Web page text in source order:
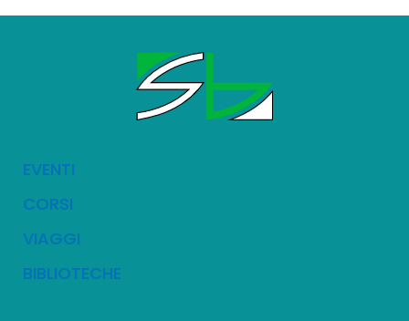
EVENTI
CORSI
VIAGGI
BIBLIOTECHE